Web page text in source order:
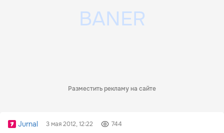
Разместить рекламу на сайте
Jurnal 3 мая 2012, 12:22 744